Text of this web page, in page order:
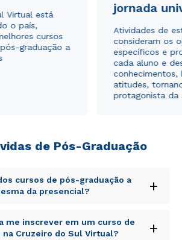
Virtual está
o país,
cursos
graduação a
jornada
Atividades de
consideram os
específicos e
cada aluno e
conhecimentos,
atitudes,
protagonista da
de Pós-Graduação
cursos de pós-graduação a
da presencial?
+
unde omnis iste natus error sit
doloremque laudantium,
me inscrever em um curso de
na Cruzeiro do Sul Virtual?
+
ou